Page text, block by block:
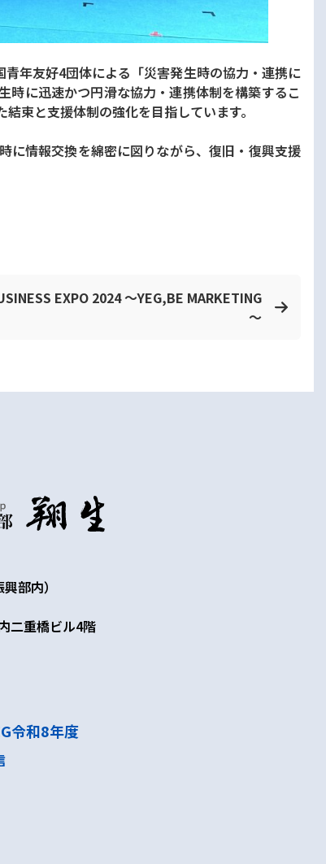
年友好4団体による「災害発生時の協力・連携に
時に迅速かつ円滑な協力・連携体制を構築するこ
束と支援体制の強化を目指しています。
に情報交換を綿密に図りながら、復旧・復興支援
EXPO 2024 ～YEG,BE MARKETING
～
部内）
二重橋ビル4階
令和8年度